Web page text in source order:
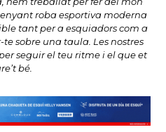
roba esportiva moderna
tant per a esquiadors com a
te sobre una taula. Les nostres
seguir el teu ritme i el que et
bé.